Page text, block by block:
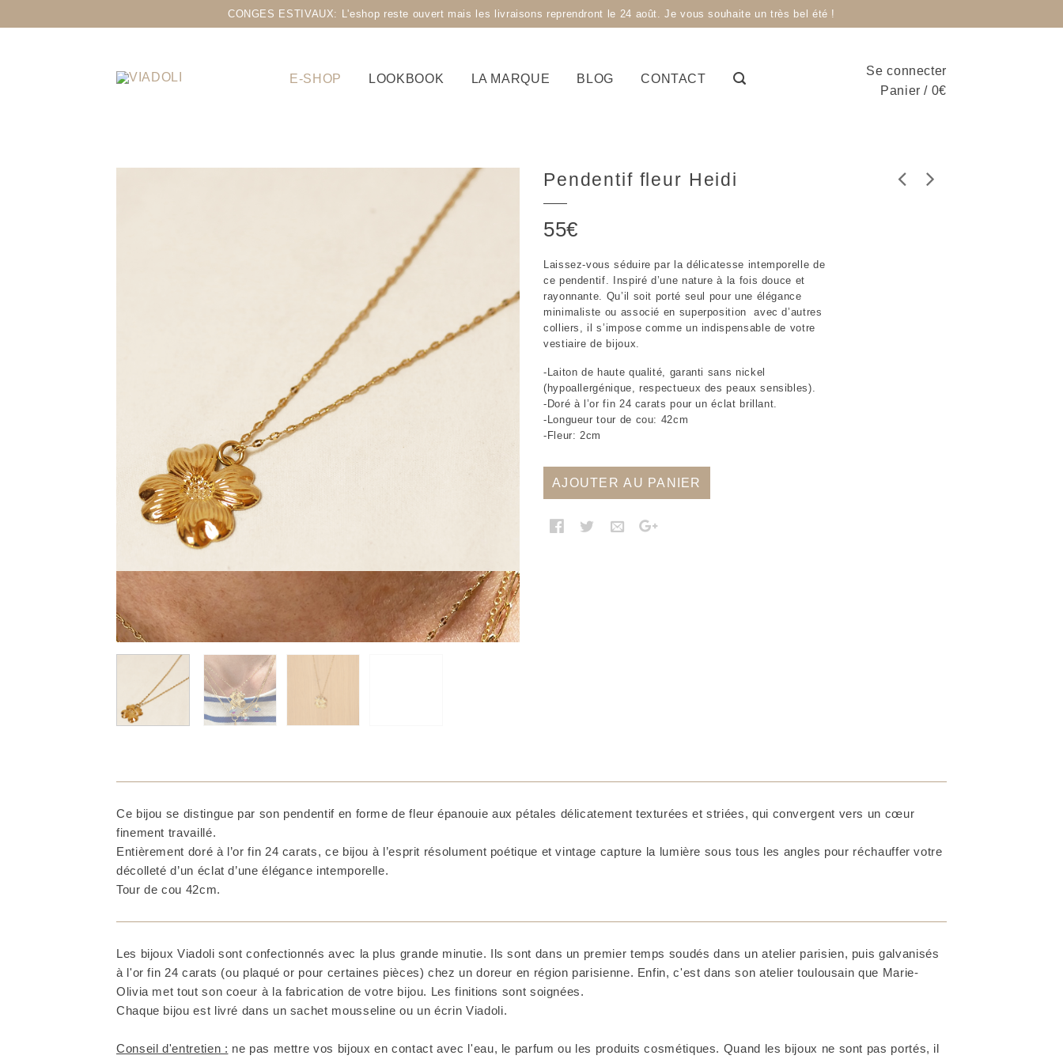
CONGES ESTIVAUX: L'eshop reste ouvert mais les livraisons reprendront le 24 août. Je vous souhaite un très bel été !
E-SHOP LOOKBOOK LA MARQUE BLOG CONTACT
Se connecter
Panier / 0€
Pendentif fleur Heidi
55€
Laissez-vous séduire par la délicatesse intemporelle de
ce pendentif. Inspiré d’une nature à la fois douce et
rayonnante. Qu’il soit porté seul pour une élégance
minimaliste ou associé en superposition avec d’autres
colliers, il s’impose comme un indispensable de votre
vestiaire de bijoux.
-Laiton de haute qualité, garanti sans nickel
(hypoallergénique, respectueux des peaux sensibles).
-Doré à l’or fin 24 carats pour un éclat brillant.
-Longueur tour de cou: 42cm
-Fleur: 2cm
AJOUTER AU PANIER
Ce bijou se distingue par son pendentif en forme de fleur épanouie aux pétales délicatement texturées et striées, qui convergent vers un cœur
finement travaillé.
Entièrement doré à l’or fin 24 carats, ce bijou à l’esprit résolument poétique et vintage capture la lumière sous tous les angles pour réchauffer votre
décolleté d’un éclat d’une élégance intemporelle.
Tour de cou 42cm.
Les bijoux Viadoli sont confectionnés avec la plus grande minutie. Ils sont dans un premier temps soudés dans un atelier parisien, puis galvanisés
à l'or fin 24 carats (ou plaqué or pour certaines pièces) chez un doreur en région parisienne. Enfin, c'est dans son atelier toulousain que Marie-
Olivia met tout son coeur à la fabrication de votre bijou. Les finitions sont soignées.
Chaque bijou est livré dans un sachet mousseline ou un écrin Viadoli.
Conseil d'entretien : ne pas mettre vos bijoux en contact avec l'eau, le parfum ou les produits cosmétiques. Quand les bijoux ne sont pas portés, il